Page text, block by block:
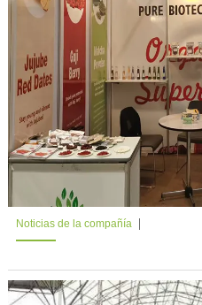
Noticias de la compañía